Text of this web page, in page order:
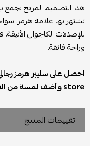
هذا التصميم المريح يجمع
تشتهر بها علامة هرمز.
للإطلالات الكاجوال
وراحة فائقة.
store وأضف لمسة من الفخامة إلى خزانة أحذيتك!
تقييمات المنتج